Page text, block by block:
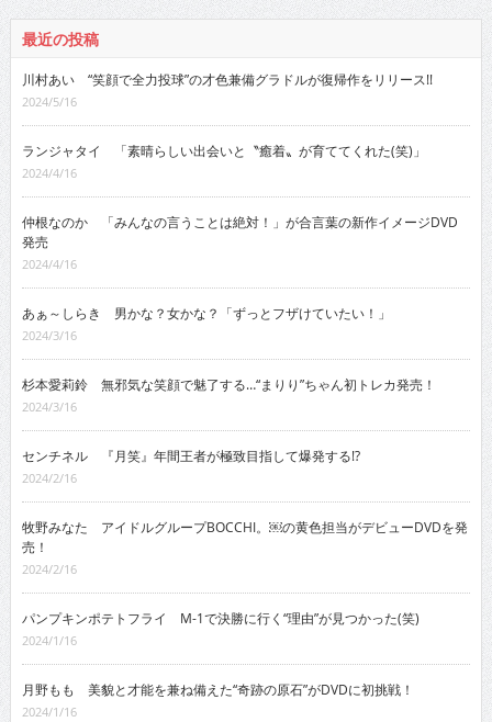
最近の投稿
川村あい “笑顔で全力投球”の才色兼備グラドルが復帰作をリリース!!
2024/5/16
ランジャタイ 「素晴らしい出会いと〝癒着〟が育ててくれた(笑)」
2024/4/16
仲根なのか 「みんなの言うことは絶対！」が合言葉の新作イメージDVD
発売
2024/4/16
あぁ～しらき 男かな？女かな？「ずっとフザけていたい！」
2024/3/16
杉本愛莉鈴 無邪気な笑顔で魅了する…“まりり”ちゃん初トレカ発売！
2024/3/16
センチネル 『月笑』年間王者が極致目指して爆発する!?
2024/2/16
牧野みなた アイドルグループBOCCHI。￼の黄色担当がデビューDVDを発
売！
2024/2/16
パンプキンポテトフライ M-1で決勝に行く“理由”が見つかった(笑)
2024/1/16
月野もも 美貌と才能を兼ね備えた“奇跡の原石”がDVDに初挑戦！
2024/1/16